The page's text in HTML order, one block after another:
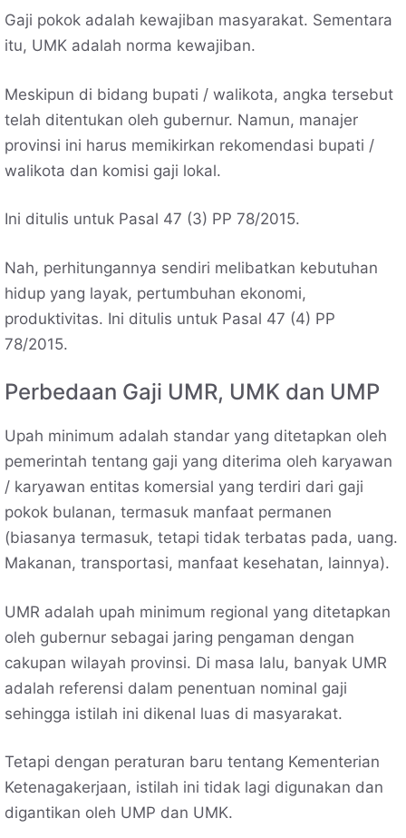
Gaji pokok adalah kewajiban masyarakat. Sementara
itu, UMK adalah norma kewajiban.
Meskipun di bidang bupati / walikota, angka tersebut
telah ditentukan oleh gubernur. Namun, manajer
provinsi ini harus memikirkan rekomendasi bupati /
walikota dan komisi gaji lokal.
Ini ditulis untuk Pasal 47 (3) PP 78/2015.
Nah, perhitungannya sendiri melibatkan kebutuhan
hidup yang layak, pertumbuhan ekonomi,
produktivitas. Ini ditulis untuk Pasal 47 (4) PP
78/2015.
Perbedaan Gaji UMR, UMK dan UMP
Upah minimum adalah standar yang ditetapkan oleh
pemerintah tentang gaji yang diterima oleh karyawan
/ karyawan entitas komersial yang terdiri dari gaji
pokok bulanan, termasuk manfaat permanen
(biasanya termasuk, tetapi tidak terbatas pada, uang.
Makanan, transportasi, manfaat kesehatan, lainnya).
UMR adalah upah minimum regional yang ditetapkan
oleh gubernur sebagai jaring pengaman dengan
cakupan wilayah provinsi. Di masa lalu, banyak UMR
adalah referensi dalam penentuan nominal gaji
sehingga istilah ini dikenal luas di masyarakat.
Tetapi dengan peraturan baru tentang Kementerian
Ketenagakerjaan, istilah ini tidak lagi digunakan dan
digantikan oleh UMP dan UMK.